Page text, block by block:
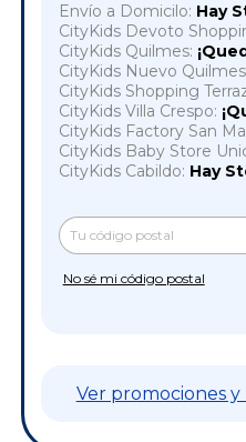
Envío a Domicilo: Hay
CityKids Devoto
CityKids Quilmes:
CityKids Nuevo
CityKids Shopping
CityKids Villa Crespo:
CityKids Factory San
CityKids Baby Store
CityKids Cabildo: Hay
Entregas para el CP:
No sé mi código postal
Ver promociones